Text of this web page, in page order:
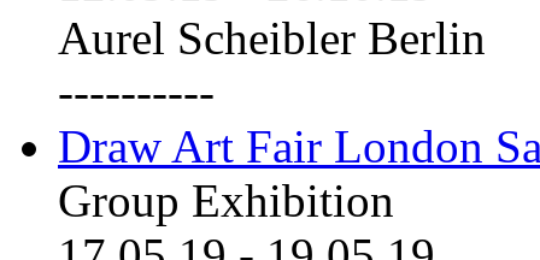
Aurel Scheibler Berlin
----------
Draw Art Fair London
Group Exhibition